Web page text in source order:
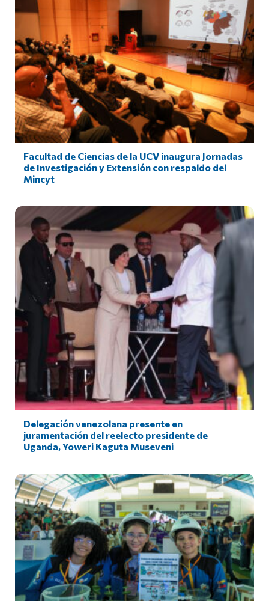
Facultad de Ciencias de la UCV inaugura Jornadas
de Investigación y Extensión con respaldo del
Mincyt
Delegación venezolana presente en
juramentación del reelecto presidente de
Uganda, Yoweri Kaguta Museveni